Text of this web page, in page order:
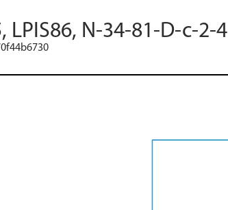
LPIS86, N-34-81-D-c-2-4